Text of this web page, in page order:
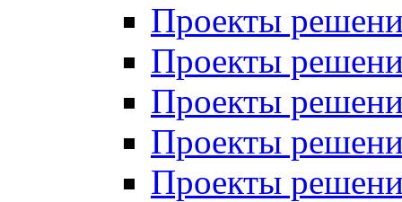
Проекты
Проекты
Проекты
Проекты
Проекты